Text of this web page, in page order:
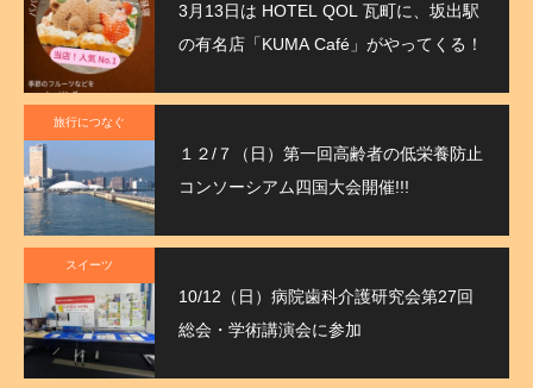
3月13日は HOTEL QOL 瓦町に、坂出駅
の有名店「KUMA Café」がやってくる！
旅行につなぐ
１２/７（日）第一回高齢者の低栄養防止
コンソーシアム四国大会開催!!!
スイーツ
10/12（日）病院歯科介護研究会第27回
総会・学術講演会に参加